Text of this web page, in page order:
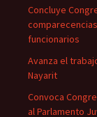
Concluye
funcionarios
Avanza el
Nayarit
Convoca
al Parlamento